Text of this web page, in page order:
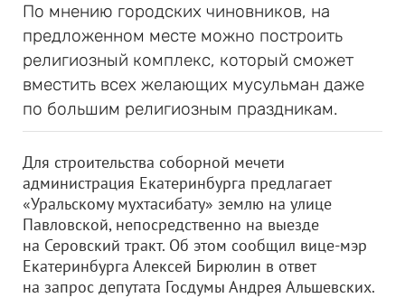
По мнению городских чиновников, на
предложенном месте можно построить
религиозный комплекс, который сможет
вместить всех желающих мусульман даже
по большим религиозным праздникам.
Для строительства соборной мечети
администрация Екатеринбурга предлагает
«Уральскому мухтасибату» землю на улице
Павловской, непосредственно на выезде
на Серовский тракт. Об этом сообщил вице-мэр
Екатеринбурга Алексей Бирюлин в ответ
на запрос депутата Госдумы Андрея Альшевских.